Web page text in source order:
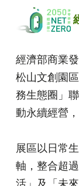
經濟部商業
松山文創園
務生態圈」
動永續經營
展區以日常
軸，整合超
活」及「未